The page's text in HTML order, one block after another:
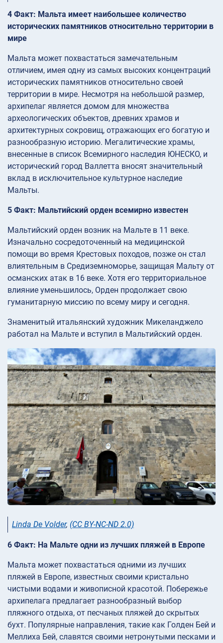
4 Факт: Мальта имеет наибольшее количество
исторических памятников относительно территории в
мире
Мальта может похвастаться замечательным
отличием, имея одну из самых высоких концентраций
исторических памятников относительно своей
территории в мире. Несмотря на небольшой размер,
архипелаг является домом для множества
археологических объектов, древних храмов и
архитектурных сокровищ, отражающих его богатую и
разнообразную историю. Мегалитические храмы,
внесенные в список Всемирного наследия ЮНЕСКО, и
исторический город Валлетта вносят значительный
вклад в исключительное культурное наследие
Мальты.
5 Факт: Мальтийский орден всемирно известен
Мальтийский орден возник на Мальте в 11 веке.
Изначально сосредоточенный на медицинской
помощи во время Крестовых походов, позже он стал
влиятельным в Средиземноморье, защищая Мальту от
османских атак в 16 веке. Хотя его территориальное
влияние уменьшилось, Орден продолжает свою
гуманитарную миссию по всему миру и сегодня.
Знаменитый итальянский художник Микеланджело
работал на Мальте и вступил в Мальтийский орден.
Linda De Volder, (CC BY-NC-ND 2.0)
6 Факт: На Мальте одни из лучших пляжей в Европе
Мальта может похвастаться одними из лучших
пляжей в Европе, известных своими кристально
чистыми водами и живописной красотой. Побережье
архипелага предлагает разнообразный выбор
пляжного отдыха, от песчаных пляжей до скрытых
бухт. Популярные направления, такие как Голден Бей и
Меллиха Бей, славятся своими нетронутыми песками и